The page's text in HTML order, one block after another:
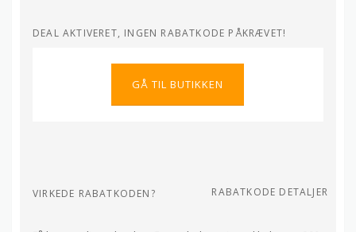
DEAL AKTIVERET, INGEN RABATKODE PÅKRÆVET!
GÅ TIL BUTIKKEN
VIRKEDE RABATKODEN? RABATKODE DETALJER